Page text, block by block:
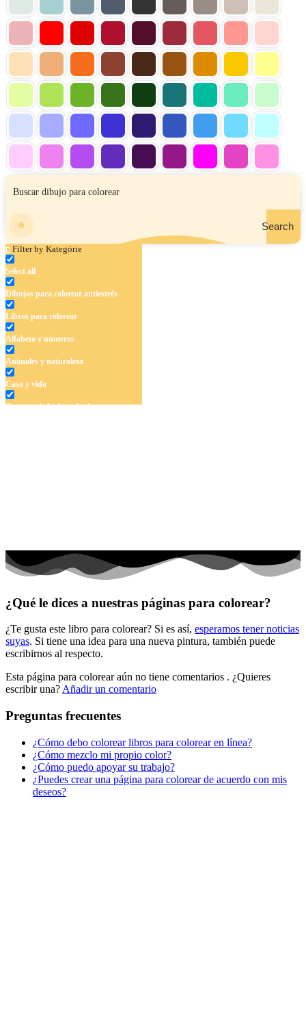
Search
Filter by Kategórie
Select all
Dibujos para colorear antiestrés
Libros para colorear
Alfabeto y números
Animales y naturaleza
Casa y vida
Cuentos de hadas y hadas
Halloween y otoño
Mandalas
Música e instrumentos musicales
Peluches y caballos
Primavera y pascua
Transporte
Verano y vacaciones
Libros para colorear para niños
Nezaradené
¿Qué le dices a nuestras páginas para colorear?
¿Te gusta este libro para colorear? Si es así, esperamos tener noticias
suyas. Si tiene una idea para una nueva pintura, también puede
escribirnos al respecto.
Esta página para colorear aún no tiene comentarios . ¿Quieres
escribir una? Añadir un comentario
Preguntas frecuentes
¿Cómo debo colorear libros para colorear en línea?
¿Cómo mezclo mi propio color?
¿Cómo puedo apoyar su trabajo?
¿Puedes crear una página para colorear de acuerdo con mis
deseos?